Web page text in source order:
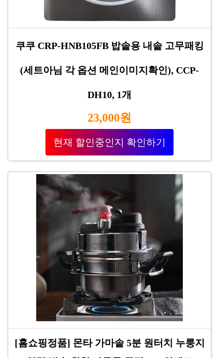
쿠쿠 CRP-HNB105FB 밥솥용 내솥 고무패킹
(세트아님 각 옵션 메인이미지확인), CCP-
DH10, 1개
23,000원
현재 할인중인지 확인하기
[홈쇼핑정품] 몬타 가마솥 5분 원터치 누룽지